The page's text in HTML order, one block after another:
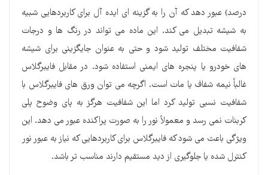
درصد) عبور دهد که آن را به گزینه ای ایده آل برای کاربردهایی شبیه
به شیشه تبدیل می کند. این ماده می تواند در رنگ ها و درجات
شفافیت مختلف تولید شود و حتی به عنوان جایگزینی برای شیشه
های خودرو یا پنجره های ایمنی استفاده شود. در مقابل فایبرگلاس
غالباً نیمه شفاف یا مات است. اگرچه می توان ورق های فایبرگلاس با
شفافیت نسبی تولید کرد اما این شفافیت هرگز به پای وضوح پلی
کربنات نمی رسد و معمولاً نور را به صورت پراکنده عبور می دهد. این
ویژگی باعث می شود که فایبرگلاس برای کاربردهایی که نیاز به عبور نور
کنترل شده یا جلوگیری از دید مستقیم دارند مناسب تر باشد.